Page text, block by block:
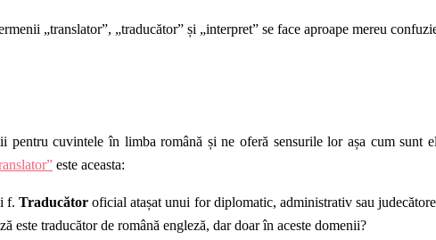
„translator”, „traducător” și „interpret” se face aproape mereu
pentru cuvintele în limba română și ne oferă sensurile lor așa cum
este aceasta:
f.Traducător oficial atașat unui for diplomatic, administrativ sau
este traducător de română engleză, dar doar în aceste domenii?